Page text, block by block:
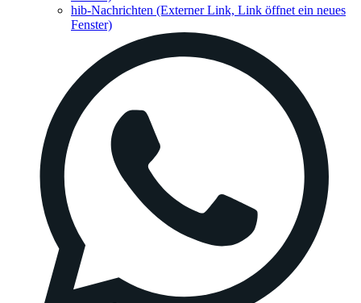
hib-Nachrichten (Externer Link, Link öffnet ein neues
Fenster)